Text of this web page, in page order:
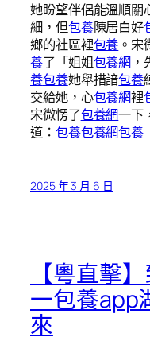
她盼望伴侶能溫順關
細，但包養陳居白好
鄉的社區裡包養 。
養了「姐姐包養網 ，
養包養她舉措諳包養
交給她，心包養網裡
宋微愣了包養網一下
道： 包養包養網包養
2025 年 3 月 6 日
【粵直擊
一包養app
來